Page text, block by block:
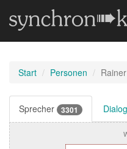
Start Personen
Sprecher 3301